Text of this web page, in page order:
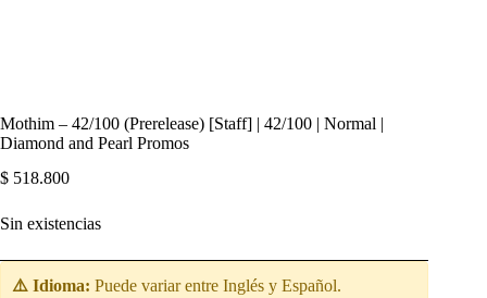
Mothim – 42/100 (Prerelease) [Staff] | 42/100 | Normal |
Diamond and Pearl Promos
$ 518.800
Sin existencias
⚠️ Idioma: Puede variar entre Inglés y Español.